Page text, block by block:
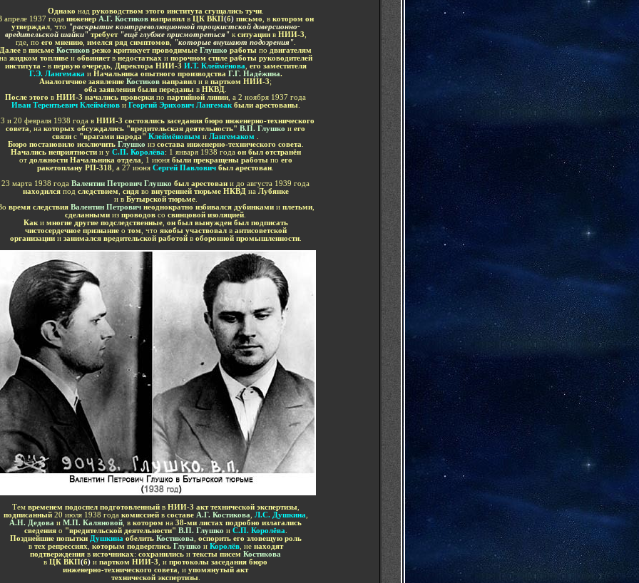
Однако над руководством этого института сгущались тучи.
апреле 1937 года инженер А.Г. Костиков направил в ЦК ВКП(б) письмо , в котором он
утверждал, что "раскрытие контрреволюционной троцкистской диверсионно-
вредительской шайки" требует "ещё глубже присмотреться" к ситуации в НИИ-3
где, по его мнению, имелся ряд симптомов, "которые внушают подозрения".
Далее в письме Костиков резко критикует проводимые Глушко работы по двигателям
жидком топливе и обвиняетв недостатках и порочном стиле работы руководителей
института - в первую очередь, Директора НИИ-3 И.Т. Клеймёнова
его заместителя
Г.Э. Лангемака и Начальника опытного производства Г.Г. Надёжина.
Аналогичное заявление Костиков направил и в партком НИИ-3;
оба заявления были переданы в НКВД
После этого в НИИ-3 начались проверки по партийной линии , а 2 ноября 1937 года
Иван Терентьевич Клеймёнови Георгий Эрихович Лангемак были арестованы.
и 20 февраля 1938 года в НИИ-3 состоялись заседания бюро инженерно-технического
совета , на которых обсуждались "вредительская деятельность" В.П. Глушко и его
связи с "врагами народа" Клеймёновым и Лангемаком
Бюро постановило исключитьГлушко из состава инженерно-технического совета
Начались неприятности и у С.П. Королёва: 1 января 1938 года он был отстранён
отдолжности Начальника отдела , 1 июня были прекращены работы по его
ракетоплану РП-318 , а 27 июня Сергей Павлович был арестован
23 марта 1938 года Валентин Петрович Глушко был арестован и до августа 1939 года
находилсяпод следствием сидя во внутренней тюрьме НКВД на Лубянке
и вБутырской тюрьме.
время следствия Валентин Петровичнеоднократно избивался дубинкамии плетьми,
сделанными из проводов со свинцовой изоляцией
Каки многие другие подследственные, он был вынужден был подписать
чистосердечное признание о том , что якобы участвовал вантисоветской
организации и занимался вредительской работойв оборонной промышленности.
Тем временем подоспел подготовленный в НИИ-3 акт технической экспертизы,
подписанный 20 июля 1938 года комиссией в составе А.Г. Костикова Л.С. Душкина
А.Н. Дедова и М.П. Каляновой , в котором на 38-ми листах подробно излагались
сведения о "вредительской деятельности" В.П. Глушко и С.П. Королёва
Позднейшие попытки Душкина обелить Костикова
оспорить его зловещую роль
в тех репрессиях которым подверглись Глушко и Королёв, не находят
подтверждения в источниках: сохранились и тексты писем Костикова
в ЦК ВКП(б) и партком НИИ-3 , и протоколы заседания бюро
инженерно-технического совета , и упомянутый акт
технической экспертизы.